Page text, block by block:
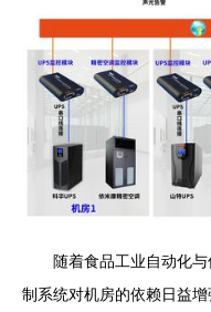
随着食品工业自动化
制系统对机房的依赖日益